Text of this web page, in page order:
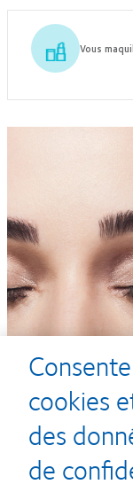
Vous
Aller voir
cookies
des
de